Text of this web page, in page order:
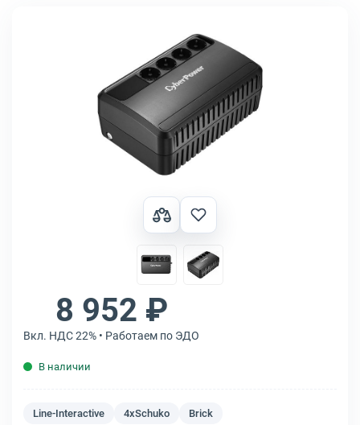
8 952 ₽
Вкл. НДС 22% • Работаем по ЭДО
В наличии
Line-Interactive 4xSchuko Brick